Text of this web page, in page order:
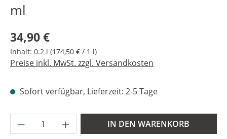
ml
Regulärer Preis:
34,90 €
Inhalt: 0.2 l (174,50 € / 1 l)
Preise inkl. MwSt. zzgl. Versandkosten
Sofort verfügbar, Lieferzeit: 2-5 Tage
Produkt Anzahl: Gib den gewünschten
IN DEN WARENKORB